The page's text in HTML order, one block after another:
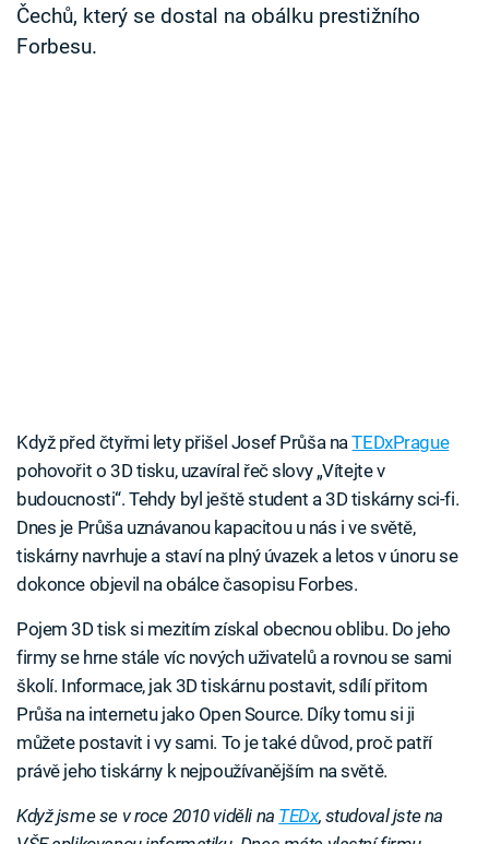
Sledujte nás
Čechů, který se dostal na obálku prestižního
Forbesu.
Když před čtyřmi lety přišel Josef Průša naTEDxPrague
pohovořit o 3D tisku, uzavíral řeč slovy „Vítejte v
budoucnosti“. Tehdy byl ještě student a 3D tiskárny sci-fi.
Dnes je Průša uznávanou kapacitou u nás i ve světě,
tiskárny navrhuje a staví na plný úvazek a letos v únoru se
dokonce objevil na obálce časopisu Forbes.
Pojem 3D tisk si mezitím získal obecnou oblibu. Do jeho
firmy se hrne stále víc nových uživatelů a rovnou se sami
školí. Informace, jak 3D tiskárnu postavit, sdílí přitom
Průša na internetu jako Open Source. Díky tomu si ji
můžete postavit i vy sami. To je také důvod, proč patří
právě jeho tiskárny k nejpoužívanějším na světě.
Když jsme se v roce 2010 viděli na TEDx, studoval jste na